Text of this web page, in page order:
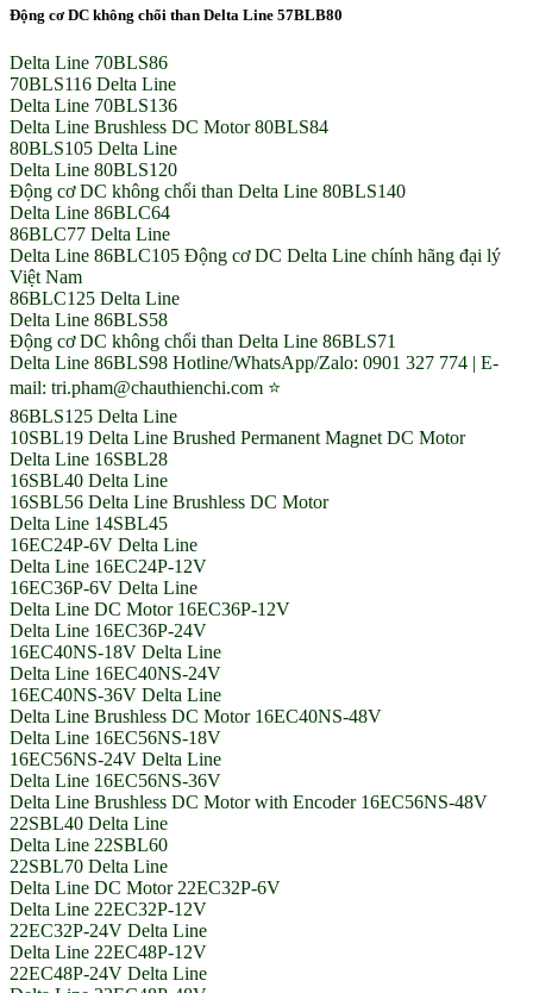
Động cơ DC không chổi than Delta Line 57BLB80
Delta Line 70BLS86
70BLS116 Delta Line
Delta Line 70BLS136
Delta Line Brushless DC Motor 80BLS84
80BLS105 Delta Line
Delta Line 80BLS120
Động cơ DC không chổi than Delta Line 80BLS140
Delta Line 86BLC64
86BLC77 Delta Line
Delta Line 86BLC105 Động cơ DC Delta Line chính hãng đại lý
Việt Nam
86BLC125 Delta Line
Delta Line 86BLS58
Động cơ DC không chổi than Delta Line 86BLS71
Delta Line 86BLS98 Hotline/WhatsApp/Zalo: 0901 327 774 | E-
mail: tri.pham@chauthienchi.com ⭐
86BLS125 Delta Line
10SBL19 Delta Line Brushed Permanent Magnet DC Motor
Delta Line 16SBL28
16SBL40 Delta Line
16SBL56 Delta Line Brushless DC Motor
Delta Line 14SBL45
16EC24P-6V Delta Line
Delta Line 16EC24P-12V
16EC36P-6V Delta Line
Delta Line DC Motor 16EC36P-12V
Delta Line 16EC36P-24V
16EC40NS-18V Delta Line
Delta Line 16EC40NS-24V
16EC40NS-36V Delta Line
Delta Line Brushless DC Motor 16EC40NS-48V
Delta Line 16EC56NS-18V
16EC56NS-24V Delta Line
Delta Line 16EC56NS-36V
Delta Line Brushless DC Motor with Encoder 16EC56NS-48V
22SBL40 Delta Line
Delta Line 22SBL60
22SBL70 Delta Line
Delta Line DC Motor 22EC32P-6V
Delta Line 22EC32P-12V
22EC32P-24V Delta Line
Delta Line 22EC48P-12V
22EC48P-24V Delta Line